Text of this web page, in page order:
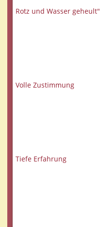
Rotz und Wasser geheult"
Volle Zustimmung
Tiefe Erfahrung